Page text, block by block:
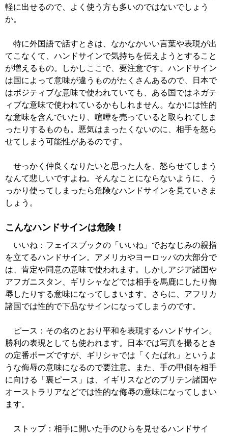
軽に出せるので、よく使う方も多いのではないでしょう
か。
特に外国語で話すときは、なかなかいい言葉や表現が出
てこなくて、ハンドサインで気持ちを伝えようとすること
が増えるもの。しかしここで、要注意です。ハンドサイン
は国によって意味が違うものがたくさんあるので、日本で
はポジティブな意味で使われていても、ある国ではネガテ
ィブな意味で使われているかもしれません。なかには性的
な意味を含んでいたり、喧嘩を売っていると取られてしま
ったりするものも。悪気はまったくないのに、相手を怒ら
せてしまう可能性があるのです。
せっかく仲良くなりたいと思った人を、怒らせてしまう
なんて悲しいですよね。そんなことにならないように、う
っかり使ってしまったら危険なハンドサインを見ていきま
しょう。
こんなハンドサインは危険！
いいね：フェイスブックの「いいね」でおなじみの親指
を立てるハンドサイン。アメリカやヨーロッパの大部分で
は、肯定や同意の意味で使われます。しかしアジア諸国や
アフガニスタン、ギリシャなどでは相手を馬鹿にしたり侮
辱したりする意味になってしまいます。さらに、アフリカ
諸国では性的で下品なサインになってしまうのです。
ピース：その名のとおり平和を表現するハンドサイン。
勝利の表現としても使われます。日本では写真を撮るとき
の定番ポーズですが、ギリシャでは「くたばれ」というよ
うな侮辱の意味になるので要注意。また、手の甲側を相手
に向ける「裏ピース」は、イギリスなどのブリテン諸国や
オーストラリアなどでは性的な侮辱の意味になってしまい
ます。
ストップ：相手に開いた手のひらを見せるハンドサイ